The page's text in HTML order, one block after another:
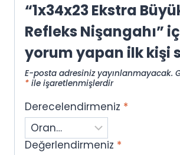
“1x34x23 Ekstra
Refleks Nişangahı”
yorum yapan ilk kişi
E-posta adresiniz yayınlanmayacak.
* ile işaretlenmişlerdir
Derecelendirmeniz *
Değerlendirmeniz *